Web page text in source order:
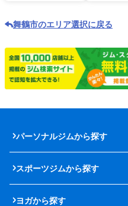
舞鶴市のエリア選択に戻る
パーソナルジムから探す
スポーツジムから探す
ヨガから探す